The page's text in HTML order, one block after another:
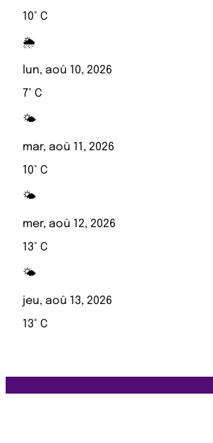
10° C
🌦️
lun, aoû 10, 2026
7° C
🌤️
mar, aoû 11, 2026
10° C
🌤️
mer, aoû 12, 2026
13° C
🌤️
jeu, aoû 13, 2026
13° C